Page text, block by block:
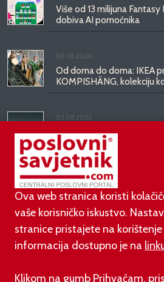
Više od 13 milijuna
dobiva AI pomoćnika
03.08.2026.
Od doma do doma: IKEA
KOMPISHÄNG, kolekciju
03.08.2026.
Kineski BYD predstavio
Mercedesove S-klase,
kilometara
Ova web stranica koristi
vaše korisničko iskustvo.
stranice pristajete na korištenje
informacija dostupno je na
Klikom na gumb Prihvaćam,